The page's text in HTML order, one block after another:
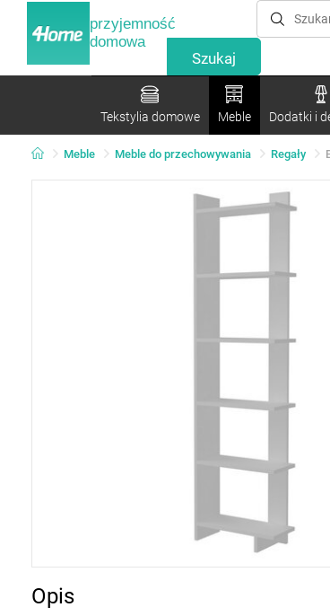
przyjemność
domowa
Tekstylia domowe Meble Dodatki i
Meble Meble do przechowywania Regały
Opis